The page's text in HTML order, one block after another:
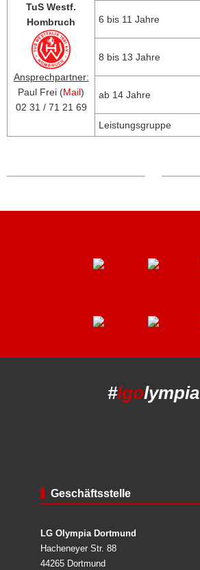
TuS Westf.
Hombruch
Ansprechpartner:
Paul Frei (Mail)
02 31 / 71 21 69
6 bis 11 Jahre
8 bis 13 Jahre
ab 14 Jahre
Leistungsgruppe
#lgolympia
Geschäftsstelle
LG Olympia Dortmund
Hacheneyer Str. 88
44265 Dortmund